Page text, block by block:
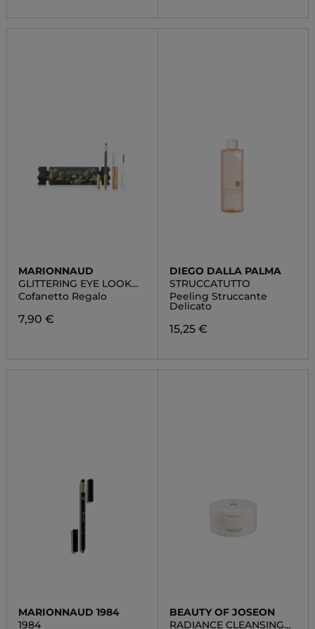
MARIONNAUD
GLITTERING EYE LOOK
CRACKER
Cofanetto Regalo
7,90 €
DIEGO DALLA PALMA
STRUCCATUTTO
Peeling Struccante
Delicato
15,25 €
MARIONNAUD 1984
1984
BEAUTY OF JOSEON
RADIANCE CLEANSING